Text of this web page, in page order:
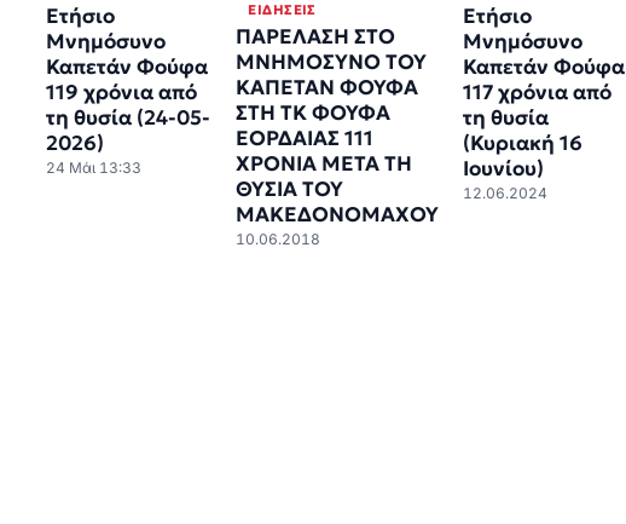
Ετήσιο
Μνημόσυνο
Καπετάν Φούφα
119 χρόνια από
τη θυσία (24-05-
2026)
24 Μάι 13:33
ΕΙΔΉΣΕΙΣ
ΠΑΡΕΛΑΣΗ ΣΤΟ
ΜΝΗΜΟΣΥΝΟ ΤΟΥ
ΚΑΠΕΤΑΝ ΦΟΥΦΑ
ΣΤΗ ΤΚ ΦΟΥΦΑ
ΕΟΡΔΑΙΑΣ 111
ΧΡΟΝΙΑ ΜΕΤΑ ΤΗ
ΘΥΣΙΑ ΤΟΥ
ΜΑΚΕΔΟΝΟΜΑΧΟΥ
10.06.2018
Ετήσιο
Μνημόσυνο
Καπετάν Φούφα
117 χρόνια από
τη θυσία
(Κυριακή 16
Ιουνίου)
12.06.2024